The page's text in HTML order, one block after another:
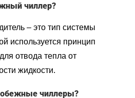
чиллер?
– это тип системы
используется принцип
отвода тепла от
жидкости.
чиллеры?